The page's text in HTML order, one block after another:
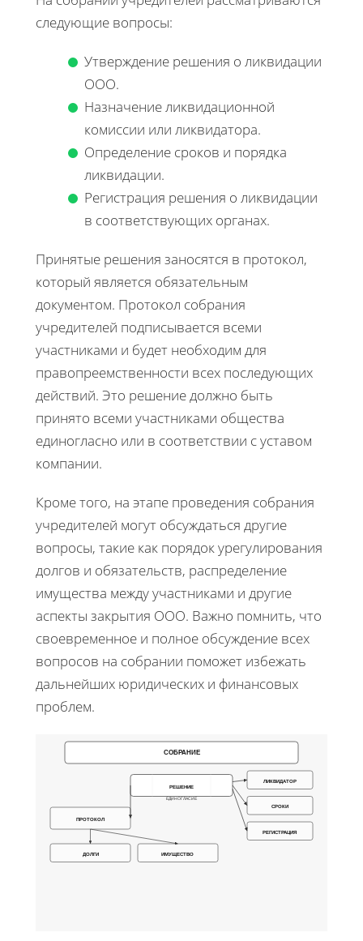
следующие вопросы:
Утверждение решения о ликвидации
ООО.
Назначение ликвидационной
комиссии или ликвидатора.
Определение сроков и порядка
ликвидации.
Регистрация решения о ликвидации
в соответствующих органах.
Принятые решения заносятся в протокол,
который является обязательным
документом. Протокол собрания
учредителей подписывается всеми
участниками и будет необходим для
правопреемственности всех последующих
действий. Это решение должно быть
принято всеми участниками общества
единогласно или в соответствии с уставом
компании.
Кроме того, на этапе проведения собрания
учредителей могут обсуждаться другие
вопросы, такие как порядок урегулирования
долгов и обязательств, распределение
имущества между участниками и другие
аспекты закрытия ООО. Важно помнить, что
своевременное и полное обсуждение всех
вопросов на собрании поможет избежать
дальнейших юридических и финансовых
проблем.
СОБРАНИЕ
РЕШЕНИЕ
ЕДИНОГЛАСИЕ
ПРОТОКОЛ
ДОЛГИ ИМУЩЕСТВО
ЛИКВИДАТОР
СРОКИ
РЕГИСТРАЦИЯ